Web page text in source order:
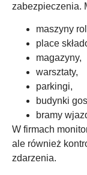
zabezpieczenia.
maszyny
place
magazyny,
warsztaty,
parkingi,
budynki
bramy
W firmach
ale również
zdarzenia.